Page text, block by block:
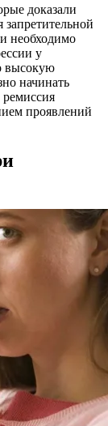
доказали
необходимо
у
высокую
начинать
ремиссия
проявлений